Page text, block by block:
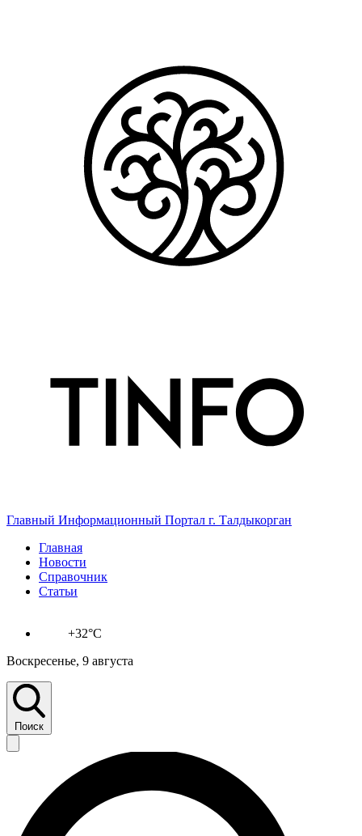
Главный Информационный Портал г. Талдыкорган
Главная
Новости
Справочник
Статьи
+32°C
Воскресенье, 9 августа
Поиск